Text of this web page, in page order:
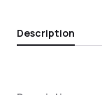
Description